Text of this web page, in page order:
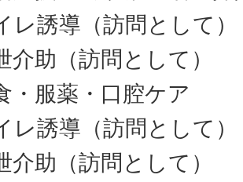
レ誘導（訪問として）
介助（訪問として）
・服薬・口腔ケア
レ誘導（訪問として）
介助（訪問として）